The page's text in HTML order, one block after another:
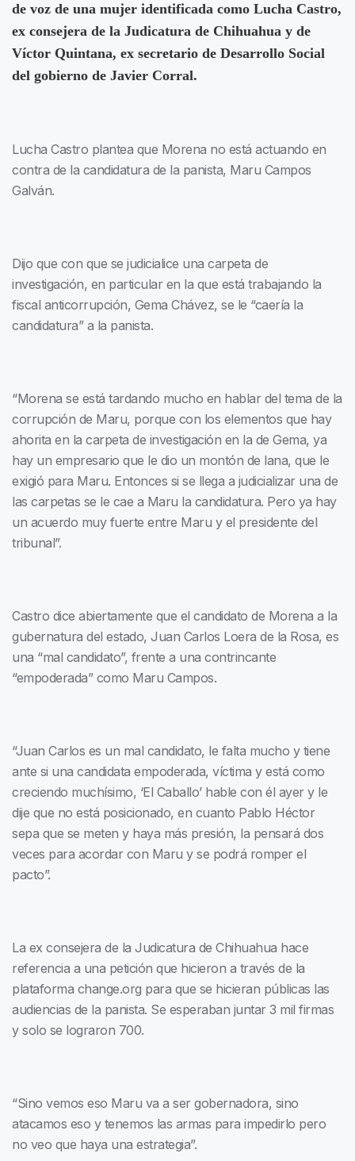
de voz de una mujer identificada como Lucha Castro,
ex consejera de la Judicatura de Chihuahua y de
Víctor Quintana, ex secretario de Desarrollo Social
del gobierno de Javier Corral.
Lucha Castro plantea que Morena no está actuando en
contra de la candidatura de la panista, Maru Campos
Galván.
Dijo que con que se judicialice una carpeta de
investigación, en particular en la que está trabajando la
fiscal anticorrupción, Gema Chávez, se le “caería la
candidatura” a la panista.
“Morena se está tardando mucho en hablar del tema de la
corrupción de Maru, porque con los elementos que hay
ahorita en la carpeta de investigación en la de Gema, ya
hay un empresario que le dio un montón de lana, que le
exigió para Maru. Entonces si se llega a judicializar una de
las carpetas se le cae a Maru la candidatura. Pero ya hay
un acuerdo muy fuerte entre Maru y el presidente del
tribunal”.
Castro dice abiertamente que el candidato de Morena a la
gubernatura del estado, Juan Carlos Loera de la Rosa, es
una “mal candidato”, frente a una contrincante
“empoderada” como Maru Campos.
“Juan Carlos es un mal candidato, le falta mucho y tiene
ante si una candidata empoderada, víctima y está como
creciendo muchísimo, ‘El Caballo’ hable con él ayer y le
dije que no está posicionado, en cuanto Pablo Héctor
sepa que se meten y haya más presión, la pensará dos
veces para acordar con Maru y se podrá romper el
pacto”.
La ex consejera de la Judicatura de Chihuahua hace
referencia a una petición que hicieron a través de la
plataforma change.org para que se hicieran públicas las
audiencias de la panista. Se esperaban juntar 3 mil firmas
y solo se lograron 700.
“Sino vemos eso Maru va a ser gobernadora, sino
atacamos eso y tenemos las armas para impedirlo pero
no veo que haya una estrategia”.